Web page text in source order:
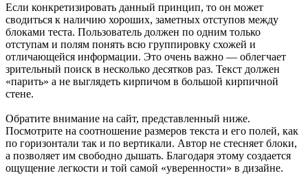
Если конкретизировать данный принцип, то он может
сводиться к наличию хороших, заметных отступов между
блоками теста. Пользователь должен по одним только
отступам и полям понять всю группировку схожей и
отличающейся информации. Это очень важно — облегчает
зрительный поиск в несколько десятков раз. Текст должен
«парить» а не выглядеть кирпичом в большой кирпичной
стене.
Обратите внимание на сайт, представленный ниже.
Посмотрите на соотношение размеров текста и его полей, как
по горизонтали так и по вертикали. Автор не стесняет блоки,
а позволяет им свободно дышать. Благодаря этому создается
ощущение легкости и той самой «уверенности» в дизайне.